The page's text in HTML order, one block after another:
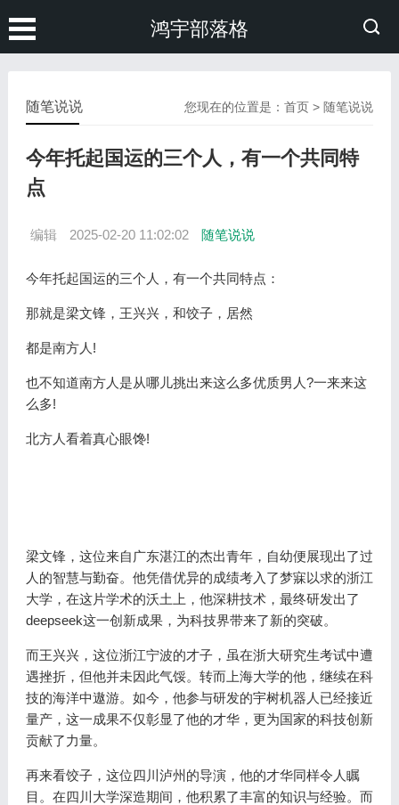
鸿宇部落格
您现在的位置是：首页 > 随笔说说
随笔说说
今年托起国运的三个人，有一个共同特
点
编辑 2025-02-20 11:02:02 随笔说说
今年托起国运的三个人，有一个共同特点：
那就是梁文锋，王兴兴，和饺子，居然
都是南方人!
也不知道南方人是从哪儿挑出来这么多优质男人?一来来这
么多!
北方人看着真心眼馋!
梁文锋，这位来自广东湛江的杰出青年，自幼便展现出了过
人的智慧与勤奋。他凭借优异的成绩考入了梦寐以求的浙江
大学，在这片学术的沃土上，他深耕技术，最终研发出了
deepseek这一创新成果，为科技界带来了新的突破。
而王兴兴，这位浙江宁波的才子，虽在浙大研究生考试中遭
遇挫折，但他并未因此气馁。转而上海大学的他，继续在科
技的海洋中遨游。如今，他参与研发的宇树机器人已经接近
量产，这一成果不仅彰显了他的才华，更为国家的科技创新
贡献了力量。
再来看饺子，这位四川泸州的导演，他的才华同样令人瞩
目。在四川大学深造期间，他积累了丰富的知识与经验。而